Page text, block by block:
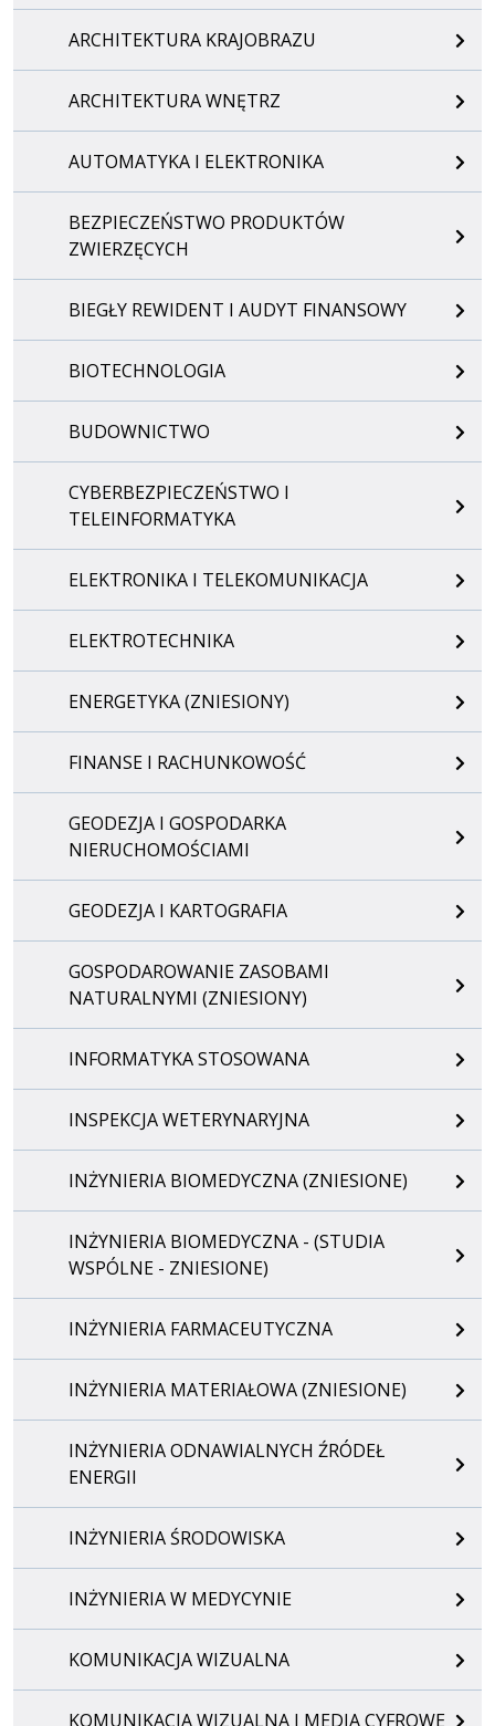
ARCHITEKTURA KRAJOBRAZU
ARCHITEKTURA WNĘTRZ
AUTOMATYKA I ELEKTRONIKA
BEZPIECZEŃSTWO PRODUKTÓW
ZWIERZĘCYCH
BIEGŁY REWIDENT I AUDYT FINANSOWY
BIOTECHNOLOGIA
BUDOWNICTWO
CYBERBEZPIECZEŃSTWO I
TELEINFORMATYKA
ELEKTRONIKA I TELEKOMUNIKACJA
ELEKTROTECHNIKA
ENERGETYKA (ZNIESIONY)
FINANSE I RACHUNKOWOŚĆ
GEODEZJA I GOSPODARKA
NIERUCHOMOŚCIAMI
GEODEZJA I KARTOGRAFIA
GOSPODAROWANIE ZASOBAMI
NATURALNYMI (ZNIESIONY)
INFORMATYKA STOSOWANA
INSPEKCJA WETERYNARYJNA
INŻYNIERIA BIOMEDYCZNA (ZNIESIONE)
INŻYNIERIA BIOMEDYCZNA - (STUDIA
WSPÓLNE - ZNIESIONE)
INŻYNIERIA FARMACEUTYCZNA
INŻYNIERIA MATERIAŁOWA (ZNIESIONE)
INŻYNIERIA ODNAWIALNYCH ŹRÓDEŁ
ENERGII
INŻYNIERIA ŚRODOWISKA
INŻYNIERIA W MEDYCYNIE
KOMUNIKACJA WIZUALNA
KOMUNIKACJA WIZUALNA I MEDIA CYFROWE